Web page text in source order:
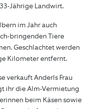
Jährige Landwirt.
im Jahr auch
bringenden Tiere
Geschlachtet werden
Kilometer entfernt.
verkauft Anderls Frau
ihr die Alm-Vermietung
beim Käsen sowie